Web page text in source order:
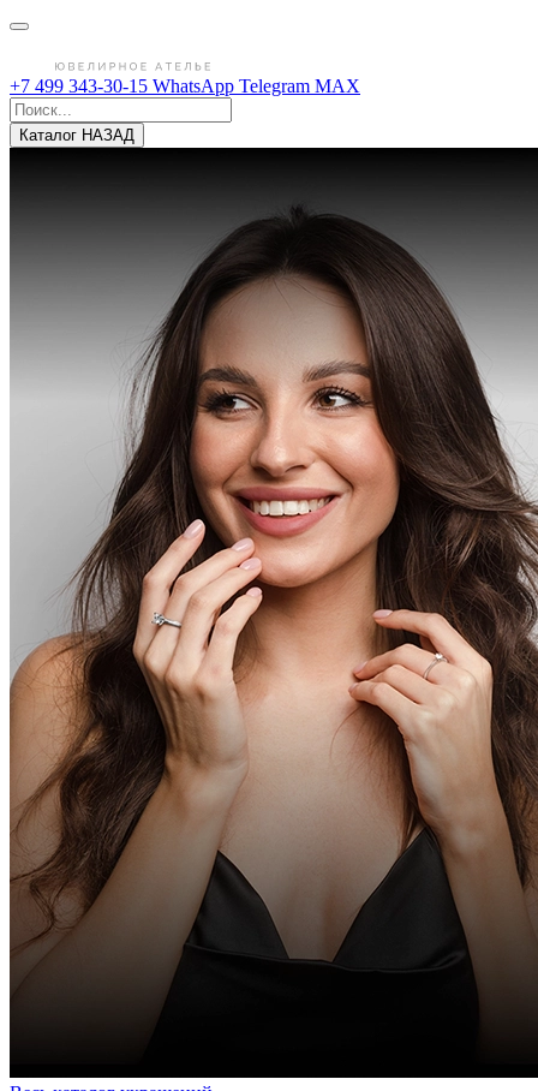
+7 499 343-30-15 WhatsApp Telegram MAX
Каталог НАЗАД